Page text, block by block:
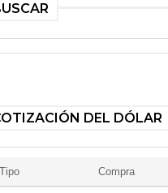
DEL DÓLAR
Tipo Compra